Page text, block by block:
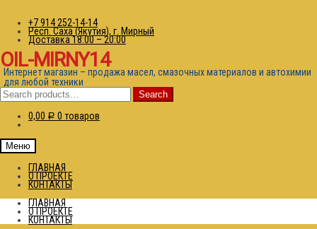
+7 914 252-14-14
Респ. Саха (Якутия), г. Мирный
Доставка 18:00 – 20:00
OIL-MIRNY14
Интернет магазин – продажа масел, смазочных материалов и автохимии
для любой техники
Search
for: Search
0,00 Р 0 товаров
Меню
ГЛАВНАЯ
О ПРОЕКТЕ
КОНТАКТЫ
ГЛАВНАЯ
О ПРОЕКТЕ
КОНТАКТЫ